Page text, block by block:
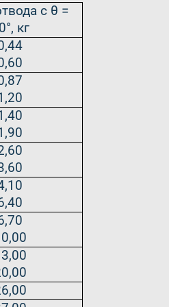
с θ =
кг